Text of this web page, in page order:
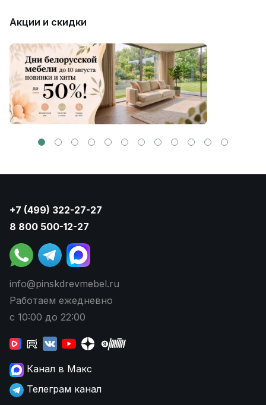
Акции и скидки
+7 (499) 322-27-27
8 800 500-12-27
info@pinskdrevmebel.ru
Работаем ежедневно
с 10:00 до 22:00
Канал в Макс
Телеграм канал